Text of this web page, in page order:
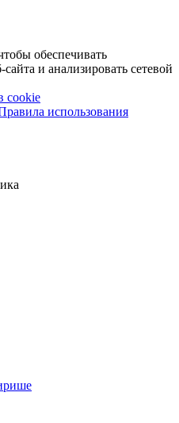
обеспечивать
и анализировать сетевой
cookie
использования